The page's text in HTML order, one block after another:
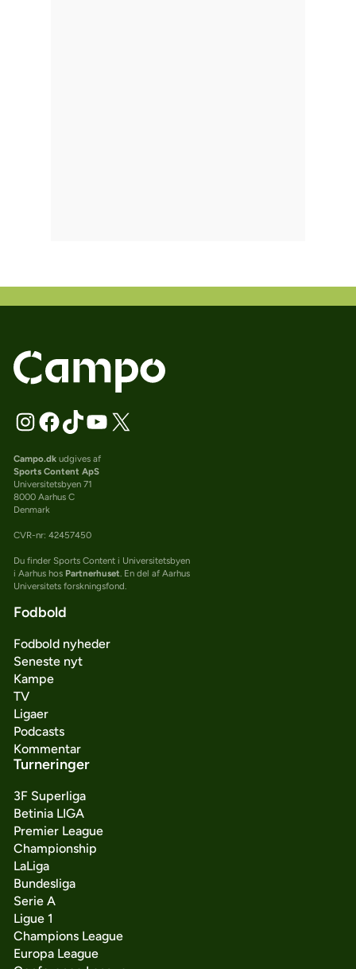
Campo.dkudgives af
Sports Content ApS
Universitetsbyen 71
8000 Aarhus C
Denmark
CVR-nr: 42457450
Du finder Sports Content i Universitetsbyen
i Aarhus hos Partnerhuset. En del af Aarhus
Universitets forskningsfond.
Fodbold
Fodbold nyheder
Seneste nyt
Kampe
TV
Ligaer
Podcasts
Kommentar
Turneringer
3F Superliga
Betinia LIGA
Premier League
Championship
LaLiga
Bundesliga
Serie A
Ligue 1
Champions League
Europa League